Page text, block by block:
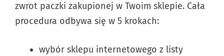
zwrot paczki zakupionej w Twoim sklepie. Cała
procedura odbywa się w 5 krokach:
wybór sklepu internetowego z listy